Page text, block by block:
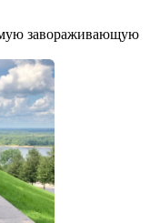
завораживающую